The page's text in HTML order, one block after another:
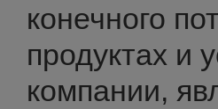
конечного
продуктах и
компании,